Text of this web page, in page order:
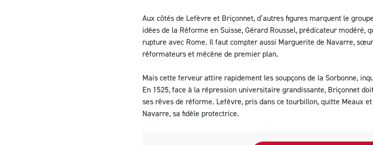
Aux côtés de Lefèvre et Briçonnet, d’autres figures marquent le
idées de la Réforme en Suisse, Gérard Roussel, prédicateur modéré,
rupture avec Rome. Il faut compter aussi Marguerite de Navarre,
réformateurs et mécène de premier plan.
Mais cette ferveur attire rapidement les soupçons de la Sorbonne,
En 1525, face à la répression universitaire grandissante, Briçonnet
ses rêves de réforme. Lefèvre, pris dans ce tourbillon, quitte Meaux
Navarre, sa fidèle protectrice.